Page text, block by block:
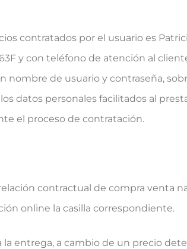
contratados por el usuario es
y con teléfono de atención al
nombre de usuario y contraseña,
datos personales facilitados al
el proceso de contratación.
contractual de compra venta
online la casilla correspondiente.
entrega, a cambio de un precio